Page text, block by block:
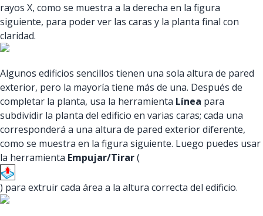
rayos X, como se muestra a la derecha en la figura
siguiente, para poder ver las caras y la planta final con
claridad.
Algunos edificios sencillos tienen una sola altura de pared
exterior, pero la mayoría tiene más de una. Después de
completar la planta, usa la herramienta Línea para
subdividir la planta del edificio en varias caras; cada una
corresponderá a una altura de pared exterior diferente,
como se muestra en la figura siguiente. Luego puedes usar
la herramienta Empujar/Tirar(
) para extruir cada área a la altura correcta del edificio.